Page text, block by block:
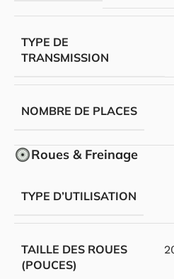
TYPE DE
TRANSMISSION
NOMBRE DE PLACES
Roues & Freinage
TYPE D’UTILISATION
TAILLE DES ROUES
(POUCES)